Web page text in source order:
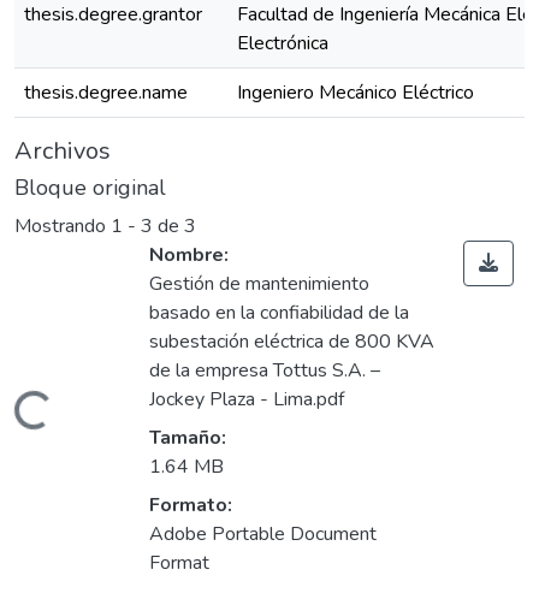
thesis.degree.grantor
Facultad de Ingeniería Mecánica
Electrónica
thesis.degree.name
Ingeniero Mecánico Eléctrico
Archivos
Bloque original
Mostrando 1 - 3 de 3
Nombre:
Gestión de mantenimiento
basado en la confiabilidad de la
subestación eléctrica de 800 KVA
de la empresa Tottus S.A. –
Jockey Plaza - Lima.pdf
Tamaño:
1.64 MB
Formato:
Adobe Portable Document
Format